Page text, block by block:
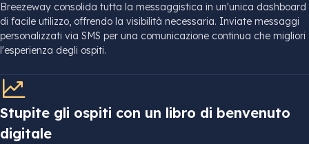
Breezeway consolida tutta la messaggistica in un'unica dashboard
di facile utilizzo, offrendo la visibilità necessaria. Inviate messaggi
personalizzati via SMS per una comunicazione continua che migliori
l'esperienza degli ospiti.
Stupite gli ospiti con un libro di benvenuto
digitale